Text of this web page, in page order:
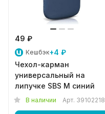
49 ₽
Кешбэк+4 ₽
Чехол-карман
универсальный на
липучке SBS M синий
В наличии Арт. 39102218